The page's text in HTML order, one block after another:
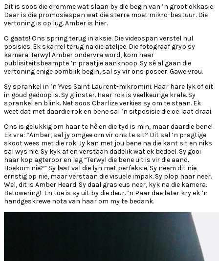
Dit is soos die dromme wat slaan by die begin van ’n groot okkasie.
Daar is die promosiespan wat die sterre moet mikro-bestuur. Die
vertoning is op lug. Amber is hier.
O gaats! Ons spring terug in aksie. Die videospan verstel hul
posisies. Ek skarrel terug na die ateljee. Die fotograaf gryp sy
kamera. Terwyl Amber ondervra word, kom haar
publisiteitsbeampte ’n praatjie aanknoop. Sy sê al gaan die
vertoning enige oomblik begin, sal sy vir ons poseer. Gawe vrou.
Sy sprankel in ’n Yves Saint Laurent-mikromini. Haar hare lyk of dit
in goud gedoop is. Sy glinster. Haar rok is veelkeurige krale. Sy
sprankel en blink. Net soos Charlize verkies sy om te staan. Ek
weet dat met daardie rok en bene sal ’n sitposisie die oë laat draai.
Ons is gelukkig om haar te hê en die tyd is min, maar daardie bene!
Ek vra: “Amber, sal jy omgee om vir ons te sit? Dit sal ’n pragtige
skoot wees met die rok. Jy kan met jou bene na die kant sit en niks
sal wys nie. Sy kyk af en verstaan dadelik wat ek bedoel. Sy gooi
haar kop agteroor en lag “Terwyl die bene uit is vir die aand.
Hoekom nie?” Sy laat val die lyn met perfeksie. Sy neem dit nie
ernstig op nie, maar verstaan die visuele impak. Sy plop haar neer.
Wel, dit is Amber Heard. Sy daal grasieus neer, kyk na die kamera.
Betowering! En toe is sy uit by die deur. ’n Paar dae later kry ek ’n
handgeskrewe nota van haar om my te bedank.